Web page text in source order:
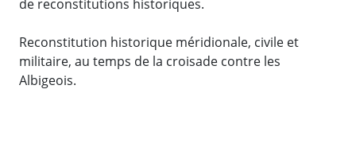
de reconstitutions historiques.
Reconstitution historique méridionale, civile et
militaire, au temps de la croisade contre les
Albigeois.